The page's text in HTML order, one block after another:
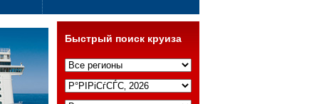
Быстрый поиск круиза